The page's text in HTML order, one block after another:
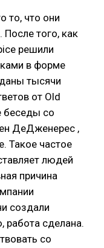
то, что они
После того, как
решили
в форме
тысячи
от Old
беседы со
ДеДженерес ,
Такое частое
людей
причина
создали
работа сделана.
со